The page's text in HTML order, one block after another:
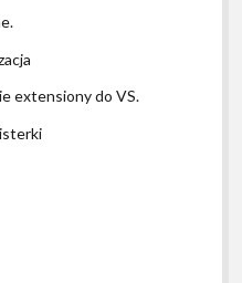
extensiony do VS.